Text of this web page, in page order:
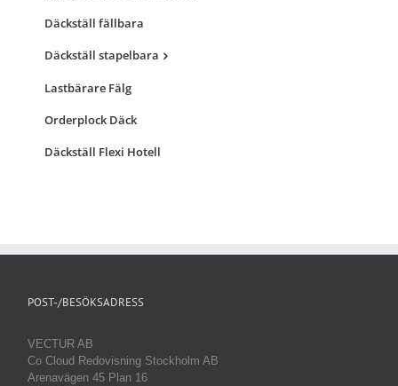
Däckställ fällbara
Däckställ stapelbara
Lastbärare Fälg
Orderplock Däck
Däckställ Flexi Hotell
POST-/BESÖKSADRESS
VECTUR AB
Co Cloud Redovisning Stockholm AB
Arenavägen 45 Plan 16